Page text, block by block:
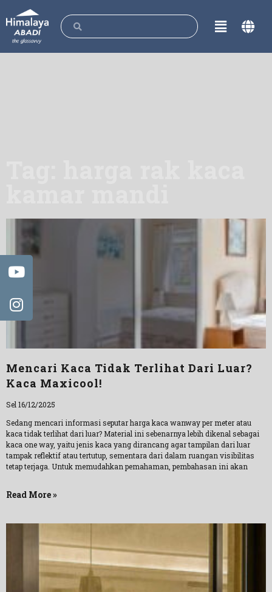
Mencari Kaca Tidak Terlihat Dari Luar?
Kaca Maxicool!
Sel 16/12/2025
Sedang mencari informasi seputar harga kaca wanway per meter atau
kaca tidak terlihat dari luar? Material ini sebenarnya lebih dikenal sebagai
kaca one way, yaitu jenis kaca yang dirancang agar tampilan dari luar
tampak reflektif atau tertutup, sementara dari dalam ruangan visibilitas
tetap terjaga. Untuk memudahkan pemahaman, pembahasan ini akan
Read More »